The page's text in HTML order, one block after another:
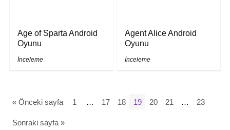
Age of Sparta Android
Oyunu
İnceleme
Agent Alice Android
Oyunu
İnceleme
« Önceki sayfa 1 … 17 18 19 20 21 … 23
Sonraki sayfa »